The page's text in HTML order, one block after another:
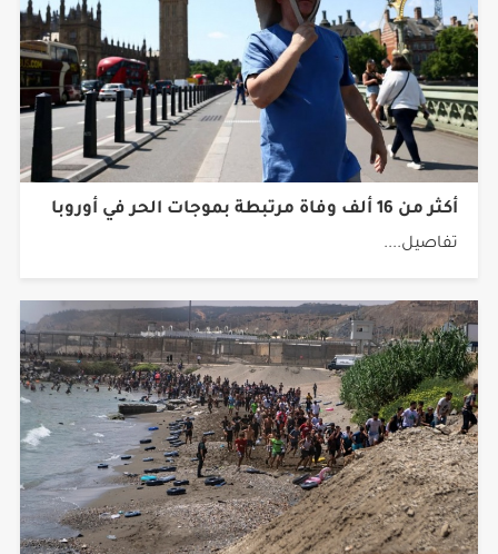
أكثر من 16 ألف وفاة مرتبطة بموجات الحر في أوروبا
تفاصيل....